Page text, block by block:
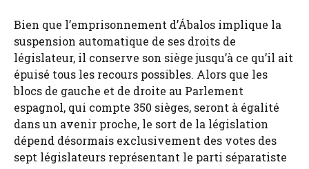
Bien que l’emprisonnement d’Ábalos implique la
suspension automatique de ses droits de
législateur, il conserve son siège jusqu’à ce qu’il ait
épuisé tous les recours possibles. Alors que les
blocs de gauche et de droite au Parlement
espagnol, qui compte 350 sièges, seront à égalité
dans un avenir proche, le sort de la législation
dépend désormais exclusivement des votes des
sept législateurs représentant le parti séparatiste